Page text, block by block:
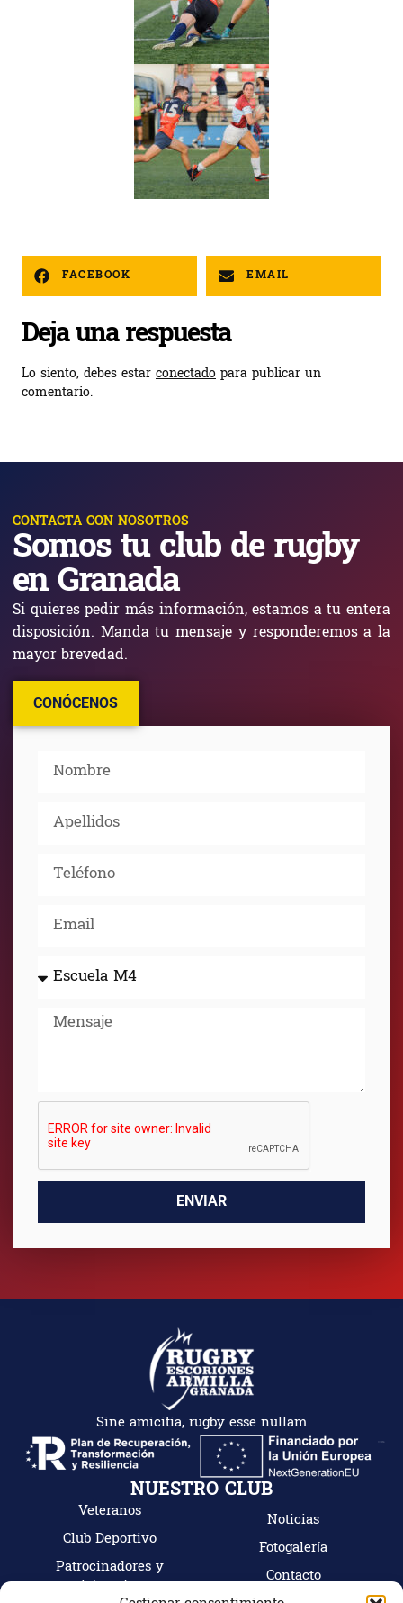
FACEBOOK EMAIL
Deja una respuesta
Lo siento, debes estar conectado para publicar un
comentario.
ENVIAR
CONTACTA CON NOSOTROS
Somos tu club de rugby
en Granada
Si quieres pedir más información, estamos a tu entera
disposición. Manda tu mensaje y responderemos a la
mayor brevedad.
CONÓCENOS
Sine amicitia, rugby esse nullam
NUESTRO CLUB
Veteranos
Club Deportivo
Patrocinadores y
colaboradores
Noticias
Fotogalería
Contacto